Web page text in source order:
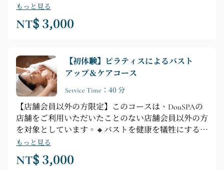
► シャワー ► 腹部、腰、ヒップ、ツボ開放、子宮温
熱テクニック、活力温熱テクニック
もっと見る
NT$ 3,000
【初体験】ピラティスによるバスト
アップ＆ケアコース
Service Time：40 分
【店舗会員以外の方限定】このコースは、DouSPAの
店舗をご利用いただいたことのない店舗会員以外の方
を対象としています。🔸バストを健康を犠牲にする武
器にしないでください🔸【コース内容】カウンセリン
グ ► シャワー ► 全身リラクゼーション ► 背中のリ
リーフ ► 胸のマッサージ
もっと見る
NT$ 3,000